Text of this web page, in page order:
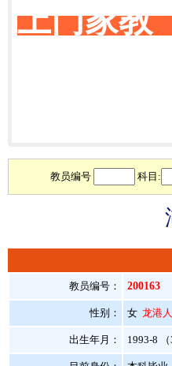
上门家
教员编号 科目:
教员编号： 200163
性别： 女 龙港人
出生年月： 1993-8 （